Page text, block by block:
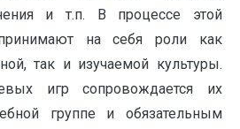
и т.п. В процессе этой
на себя роли как
так и изучаемой культуры.
игр сопровождается их
группе и обязательным